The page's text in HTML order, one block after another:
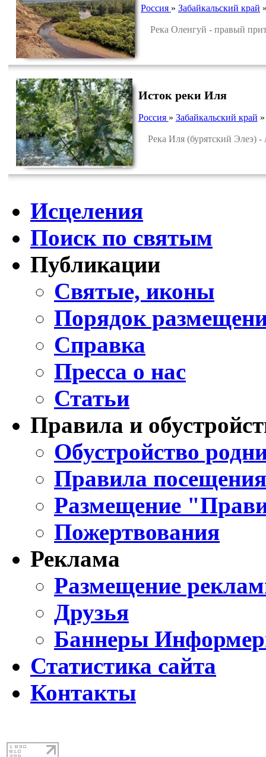
Россия » Забайкальский край
Река Оленгуй - правый
Исток реки Иля
Россия » Забайкальский край
Река Иля (бурятский Элеэ) -
Исцеления
Поиск по святым
Публикации
Святые, иконы
Порядок
Справка
Пресса о нас
Статьи
Правила и
Обустройство
Правила
Размещение
Пожертвования
Реклама
Размещение
Друзья
Баннеры
Статистика сайта
Контакты